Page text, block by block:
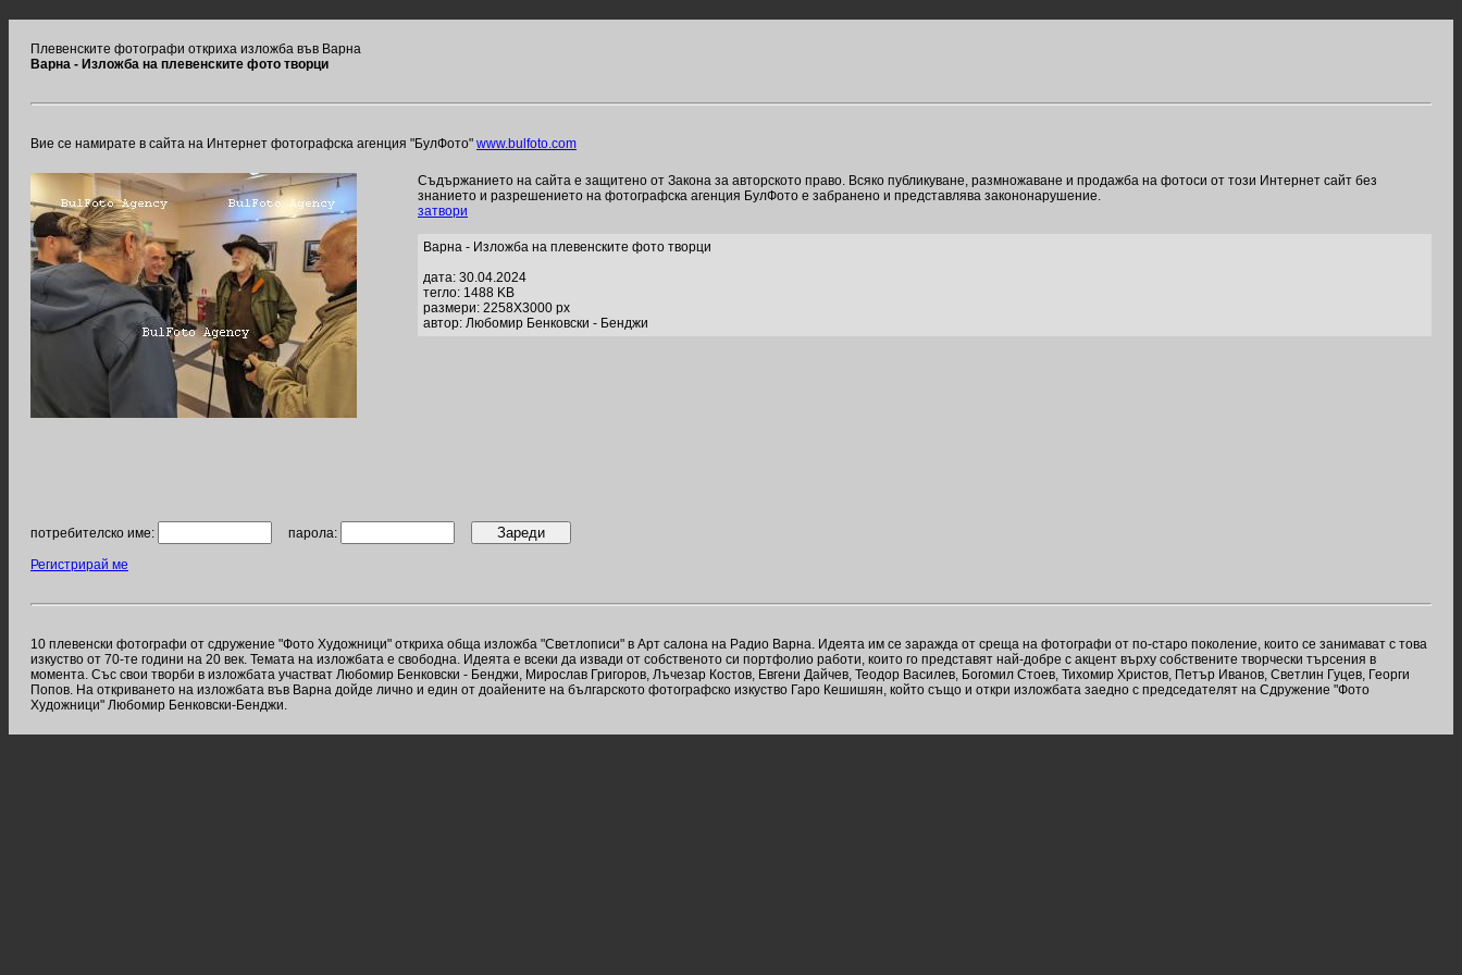
Плевенските фотографи откриха изложба във Варна
Варна - Изложба на плевенските фото творци
Вие се намирате в сайта на Интернет фотографска агенция "БулФото" www.bulfoto.com
Съдържанието на сайта е защитено от Закона за авторското право. Всяко публикуване, размножаване и продажба на фотоси от този Интернет сайт без
знанието и разрешението на фотографска агенция БулФото е забранено и представлява закононарушение.
затвори
Варна - Изложба на плевенските фото творци
дата: 30.04.2024
тегло: 1488 KB
размери: 2258X3000 px
автор: Любомир Бенковски - Бенджи
потребителско име: парола:
Регистрирай ме
10 плевенски фотографи от сдружение "Фото Художници" откриха обща изложба "Светлописи" в Арт салона на Радио Варна. Идеята им се заражда от среща на фотографи от по-старо поколение, които се занимават с това
изкуство от 70-те години на 20 век. Темата на изложбата е свободна. Идеята е всеки да извади от собственото си портфолио работи, които го представят най-добре с акцент върху собствените творчески търсения в
момента. Със свои творби в изложбата участват Любомир Бенковски - Бенджи, Мирослав Григоров, Лъчезар Костов, Евгени Дайчев, Теодор Василев, Богомил Стоев, Тихомир Христов, Петър Иванов, Светлин Гуцев, Георги
Попов. На откриването на изложбата във Варна дойде лично и един от доайените на българското фотографско изкуство Гаро Кешишян, който също и откри изложбата заедно с председателят на Сдружение "Фото
Художници" Любомир Бенковски-Бенджи.